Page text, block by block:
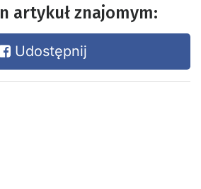
artykuł znajomym:
Udostępnij